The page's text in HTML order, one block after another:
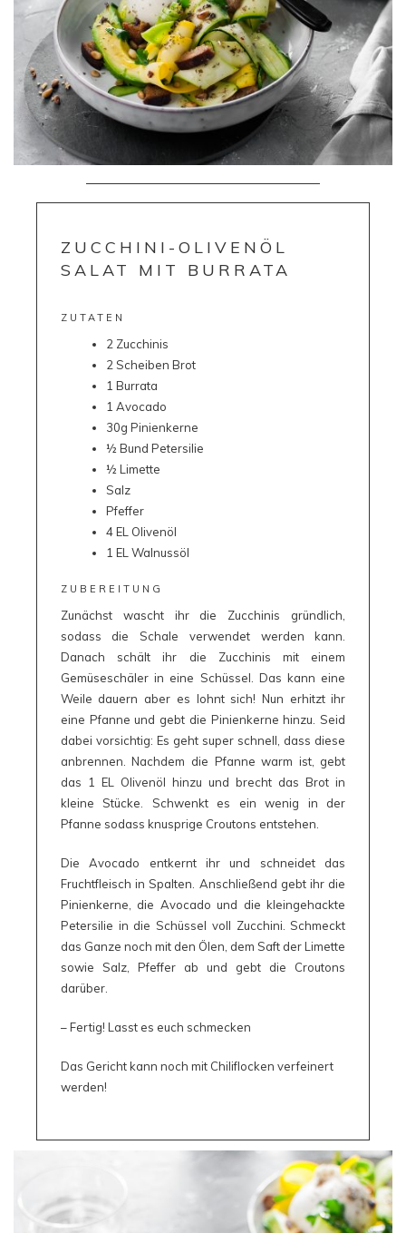
ZUCCHINI-OLIVENÖL
SALAT MIT BURRATA
ZUTATEN
2 Zucchinis
2 Scheiben Brot
1 Burrata
1 Avocado
30g Pinienkerne
½ Bund Petersilie
½ Limette
Salz
Pfeffer
4 EL Olivenöl
1 EL Walnussöl
ZUBEREITUNG
Zunächst wascht ihr die Zucchinis gründlich,
sodass die Schale verwendet werden kann.
Danach schält ihr die Zucchinis mit einem
Gemüseschäler in eine Schüssel. Das kann eine
Weile dauern aber es lohnt sich! Nun erhitzt ihr
eine Pfanne und gebt die Pinienkerne hinzu. Seid
dabei vorsichtig: Es geht super schnell, dass diese
anbrennen. Nachdem die Pfanne warm ist, gebt
das 1 EL Olivenöl hinzu und brecht das Brot in
kleine Stücke. Schwenkt es ein wenig in der
Pfanne sodass knusprige Croutons entstehen.
Die Avocado entkernt ihr und schneidet das
Fruchtfleisch in Spalten. Anschließend gebt ihr die
Pinienkerne, die Avocado und die kleingehackte
Petersilie in die Schüssel voll Zucchini. Schmeckt
das Ganze noch mit den Ölen, dem Saft der Limette
sowie Salz, Pfeffer ab und gebt die Croutons
darüber.
– Fertig! Lasst es euch schmecken
Das Gericht kann noch mit Chiliflocken verfeinert
werden!